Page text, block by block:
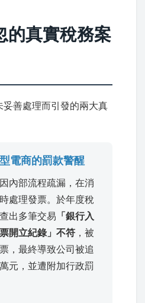
的真實稅務案
善處理而引發的兩大真
電商的罰款警醒
內部流程疏漏，在消
處理發票。於年度稅
出多筆交易 「銀行入
開立紀錄」不符 ，被
，最終導致公司被追
元，並遭附加行政罰